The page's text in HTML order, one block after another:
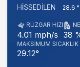
HISSEDILEN 28.6 °
RÜZGAR HIZI
4.01 mph/s 38
MAKSIMUM SICAKLIK
29.12°